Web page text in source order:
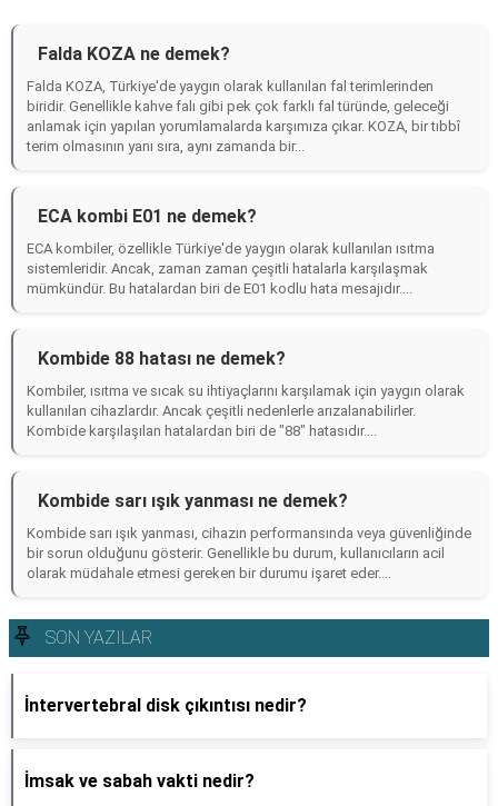
Falda KOZA ne demek?
Falda KOZA, Türkiye'de yaygın olarak kullanılan fal terimlerinden
biridir. Genellikle kahve falı gibi pek çok farklı fal türünde, geleceği
anlamak için yapılan yorumlamalarda karşımıza çıkar. KOZA, bir tıbbî
terim olmasının yanı sıra, aynı zamanda bir...
ECA kombi E01 ne demek?
ECA kombiler, özellikle Türkiye'de yaygın olarak kullanılan ısıtma
sistemleridir. Ancak, zaman zaman çeşitli hatalarla karşılaşmak
mümkündür. Bu hatalardan biri de E01 kodlu hata mesajıdır....
Kombide 88 hatası ne demek?
Kombiler, ısıtma ve sıcak su ihtiyaçlarını karşılamak için yaygın olarak
kullanılan cihazlardır. Ancak çeşitli nedenlerle arızalanabilirler.
Kombide karşılaşılan hatalardan biri de "88" hatasıdır....
Kombide sarı ışık yanması ne demek?
Kombide sarı ışık yanması, cihazın performansında veya güvenliğinde
bir sorun olduğunu gösterir. Genellikle bu durum, kullanıcıların acil
olarak müdahale etmesi gereken bir durumu işaret eder....
SON YAZILAR
İntervertebral disk çıkıntısı nedir?
İmsak ve sabah vakti nedir?